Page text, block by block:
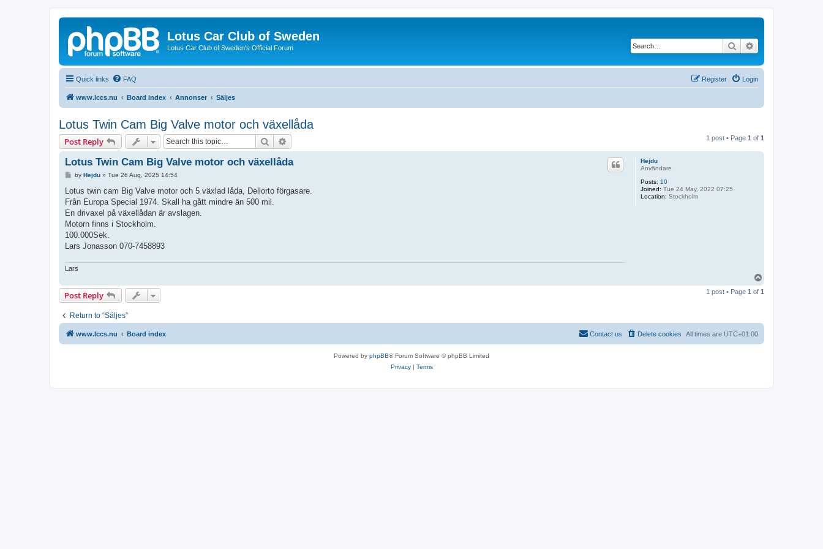
Lotus Car Club of Sweden
Lotus Car Club of Sweden's Official Forum Search
Quick links FAQ Login
Register
www.lccs.nu Board index Annonser Säljes
Lotus Twin Cam Big Valve motor och växellåda
Post Reply Search 1 post • Page 1 of 1
Hejdu
Användare
Posts: 10
Joined: Tue 24 May, 2022 07:25
Location: Stockholm
Lotus Twin Cam Big Valve motor och växellåda
P
s
by Hejdu» Tue 26 Aug, 2025 14:54
Lotus twin cam Big Valve motor och 5 växlad låda, Dellorto förgasare.
Från Europa Special 1974. Skall ha gått mindre än 500 mil.
En drivaxel på växellådan är avslagen.
Motorn finns i Stockholm.
100.000Sek.
Lars Jonasson 070-7458893
Lars
p
Post Reply 1 post • Page 1 of 1
Return to “Säljes”
www.lccs.nu Board index All times are UTC+01:00
Delete cookies
Contact us
Powered by phpBB® Forum Software © phpBB Limited
Privacy| Terms